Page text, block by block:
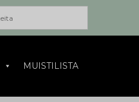
MUISTILISTA